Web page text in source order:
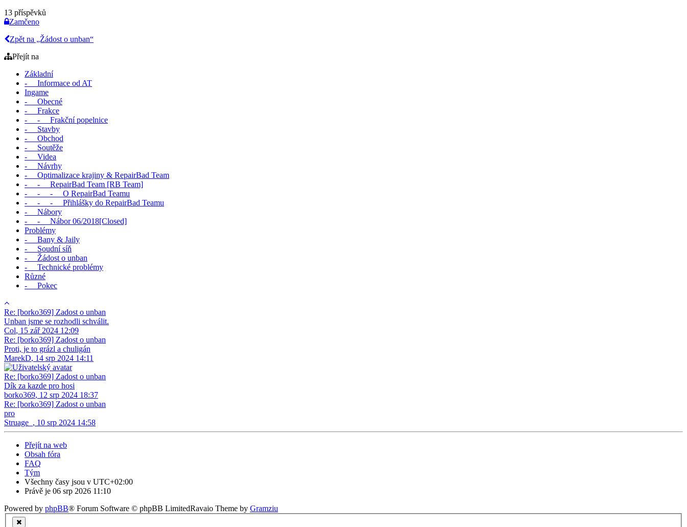
13 příspěvků
Zamčeno
Zpět na „Žádost o unban“
Přejít na
Základní
- Informace od AT
Ingame
- Obecné
- Frakce
- - Frakční popelnice
- Stavby
- Obchod
- Soutěže
- Videa
- Návrhy
- Optimalizace krajiny & RepairBad Team
- - RepairBad Team [RB Team]
- - - O RepairBad Teamu
- - - Přihlášky do RepairBad Teamu
- Nábory
- - Nábor 06/2018[Closed]
Problémy
- Bany & Jaily
- Soudní síň
- Žádost o unban
- Technické problémy
Různé
- Pokec
Re: [borko369] Zadost o unban
Unban jsme se rozhodli schválit.
Col, 15 zář 2024 12:09
Re: [borko369] Zadost o unban
Proti, je to grázl a chuligán
MarekD, 14 srp 2024 14:11
Re: [borko369] Zadost o unban
Dík za kazde pro hosi
borko369, 12 srp 2024 18:37
Re: [borko369] Zadost o unban
pro
Struage_ , 10 srp 2024 14:58
Přejít na web
Obsah fóra
FAQ
Tým
Všechny časy jsou v UTC+02:00
Právě je 06 srp 2026 11:10
Powered by phpBB® Forum Software © phpBB LimitedRavaio Theme by Gramziu